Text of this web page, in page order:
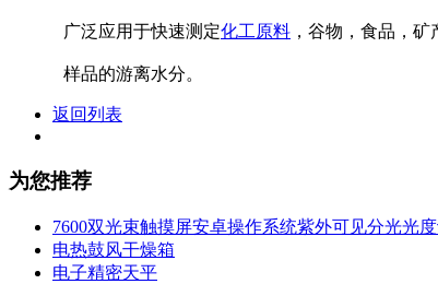
广泛应用于快速测定化工原料 ，谷物，食品，
样品的游离水分。
返回列表
为您推荐
7600双光束触摸屏安卓操作系统紫外可见分光光
电热鼓风干燥箱
电子精密天平